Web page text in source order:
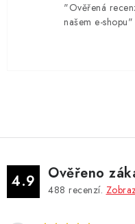
"Ověřená
našem e-shopu"
4.9 Ověřeno
488 recenzí.